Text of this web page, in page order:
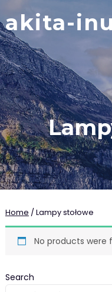
to
content
akita-
Home / Lampy stołowe
No products were
Search